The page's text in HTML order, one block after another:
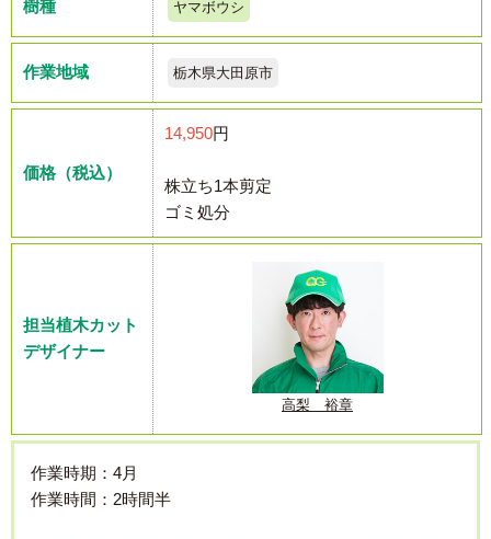
樹種 ヤマボウシ
作業地域 栃木県大田原市
価格（税込）
14,950円
株立ち1本剪定
ゴミ処分
担当植木カット
デザイナー
高梨 裕章
作業時期：4月
作業時間：2時間半